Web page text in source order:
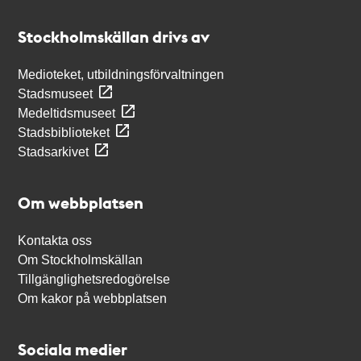
Stockholmskällan drivs av
Medioteket, utbildningsförvaltningen
Stadsmuseet
Medeltidsmuseet
Stadsbiblioteket
Stadsarkivet
Om webbplatsen
Kontakta oss
Om Stockholmskällan
Tillgänglighetsredogörelse
Om kakor på webbplatsen
Sociala medier